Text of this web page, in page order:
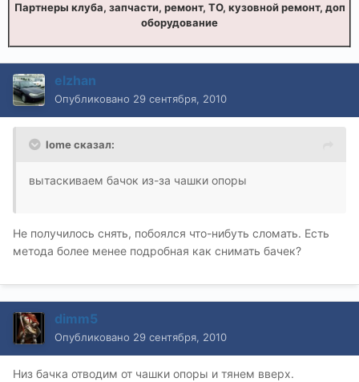
Партнеры клуба, запчасти, ремонт, ТО, кузовной ремонт, доп
оборудование
elzhan
Опубликовано 29 сентября, 2010
lome сказал:
вытаскиваем бачок из-за чашки опоры
Не получилось снять, побоялся что-нибуть сломать. Есть
метода более менее подробная как снимать бачек?
dimm5
Опубликовано 29 сентября, 2010
Низ бачка отводим от чашки опоры и тянем вверх.